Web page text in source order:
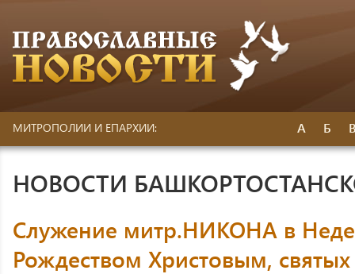
МИТРОПОЛИИ И ЕПАРХИИ: А Б
НОВОСТИ
Служение митр.НИКОНА в
Рождеством Христовым, святых